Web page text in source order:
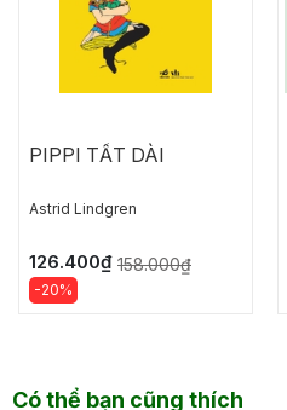
PIPPI TẤT DÀI
Astrid Lindgren
126.400₫ 158.000₫
-20%
Có thể bạn cũng thích